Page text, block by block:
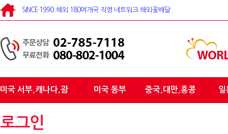
SINCE 1990. 해외 180여개국 직영 네트워크 해외꽃배달
미국 서부,캐나다,괌 미국 동부 중국,대만,홍콩 일
로그인